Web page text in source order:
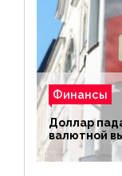
Финансы
Доллар
валютной